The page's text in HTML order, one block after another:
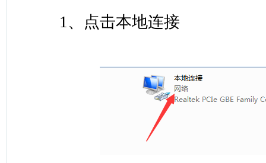
1、点击本地连接